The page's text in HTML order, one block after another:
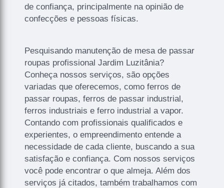
de confiança, principalmente na opinião de
confecções e pessoas físicas.
Pesquisando manutenção de mesa de passar
roupas profissional Jardim Luzitânia?
Conheça nossos serviços, são opções
variadas que oferecemos, como ferros de
passar roupas, ferros de passar industrial,
ferros industriais e ferro industrial a vapor.
Contando com profissionais qualificados e
experientes, o empreendimento entende a
necessidade de cada cliente, buscando a sua
satisfação e confiança. Com nossos serviços
você pode encontrar o que almeja. Além dos
serviços já citados, também trabalhamos com